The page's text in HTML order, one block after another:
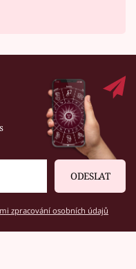
ODESLAT
zpracování osobních údajů